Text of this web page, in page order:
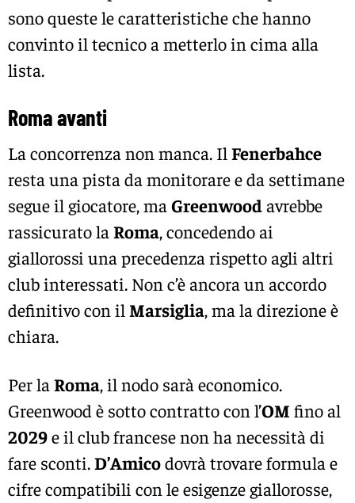
sono queste le caratteristiche che hanno
convinto il tecnico a metterlo in cima alla
lista.
Roma avanti
La concorrenza non manca. Il Fenerbahce
resta una pista da monitorare e da settimane
segue il giocatore, ma Greenwoodavrebbe
rassicurato la Roma, concedendo ai
giallorossi una precedenza rispetto agli altri
club interessati. Non c’è ancora un accordo
definitivo con il Marsiglia, ma la direzione è
chiara.
Per la Roma, il nodo sarà economico.
Greenwood è sotto contratto con l’OM fino al
2029e il club francese non ha necessità di
fare sconti.D’Amicodovrà trovare formula e
cifre compatibili con le esigenze giallorosse,